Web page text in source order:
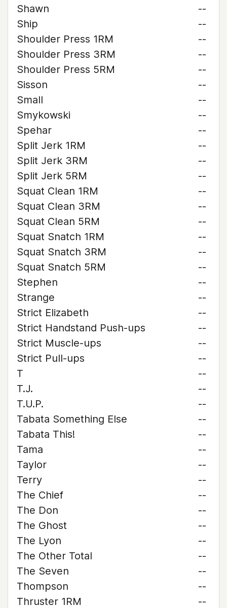
Shawn
--
Ship
--
Shoulder Press 1RM
--
Shoulder Press 3RM
--
Shoulder Press 5RM
--
Sisson
--
Small
--
Smykowski
--
Spehar
--
Split Jerk 1RM
--
Split Jerk 3RM
--
Split Jerk 5RM
--
Squat Clean 1RM
--
Squat Clean 3RM
--
Squat Clean 5RM
--
Squat Snatch 1RM
--
Squat Snatch 3RM
--
Squat Snatch 5RM
--
Stephen
--
Strange
--
Strict Elizabeth
--
Strict Handstand Push-ups
--
Strict Muscle-ups
--
Strict Pull-ups
--
T
--
T.J.
--
T.U.P.
--
Tabata Something Else
--
Tabata This!
--
Tama
--
Taylor
--
Terry
--
The Chief
--
The Don
--
The Ghost
--
The Lyon
--
The Other Total
--
The Seven
--
Thompson
--
Thruster 1RM
--